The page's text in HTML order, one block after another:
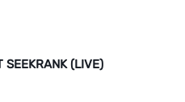
SEEKRANK (LIVE)